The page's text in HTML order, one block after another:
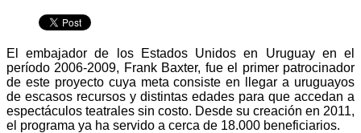
El embajador de los Estados Unidos en Uruguay en el
período 2006-2009, Frank Baxter, fue el primer patrocinador
de este proyecto cuya meta consiste en llegar a uruguayos
de escasos recursos y distintas edades para que accedan a
espectáculos teatrales sin costo. Desde su creación en 2011,
el programa ya ha servido a cerca de 18.000 beneficiarios.